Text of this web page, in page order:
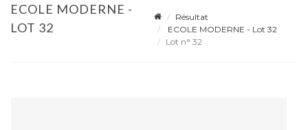
ECOLE MODERNE -
LOT 32
Résultat
ECOLE MODERNE - Lot 32
Lot n° 32